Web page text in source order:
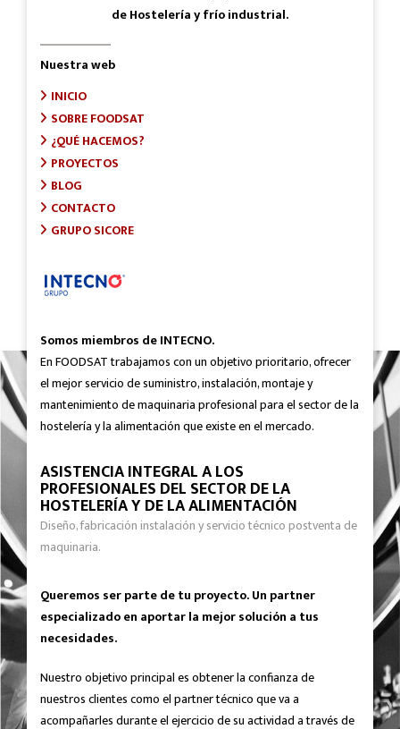
de Hostelería y frío industrial.
Nuestra web
INICIO
SOBRE FOODSAT
¿QUÉ HACEMOS?
PROYECTOS
BLOG
CONTACTO
GRUPO SICORE
Somos miembros de INTECNO.
En FOODSAT trabajamos con un objetivo prioritario, ofrecer
el mejor servicio de suministro, instalación, montaje y
mantenimiento de maquinaria profesional para el sector de la
hostelería y la alimentación que existe en el mercado.
ASISTENCIA INTEGRAL A LOS
PROFESIONALES DEL SECTOR DE LA
HOSTELERÍA Y DE LA ALIMENTACIÓN
Diseño, fabricación instalación y servicio técnico postventa de
maquinaria.
Queremos ser parte de tu proyecto. Un partner
especializado en aportar la mejor solución a tus
necesidades.
Nuestro objetivo principal es obtener la confianza de
nuestros clientes como el partner técnico que va a
acompañarles durante el ejercicio de su actividad a través de